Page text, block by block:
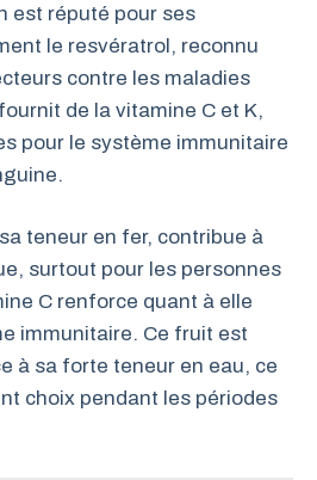
est réputé pour ses
le resvératrol, reconnu
contre les maladies
de la vitamine C et K,
pour le système immunitaire
teneur en fer, contribue à
surtout pour les personnes
C renforce quant à elle
immunitaire. Ce fruit est
à sa forte teneur en eau, ce
choix pendant les périodes